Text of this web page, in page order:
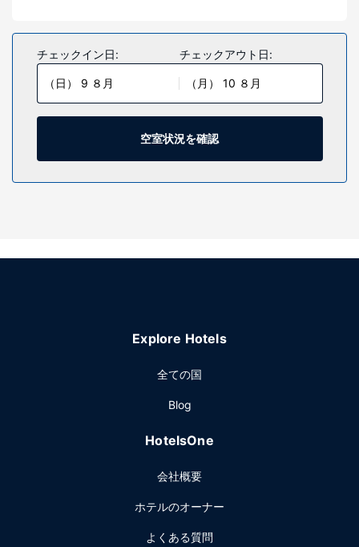
全部で 20 室ある冷房完備の客室にはLED テレビが備わって
おり、ゆったりおくつろぎいただけます。WiFi (無料)をお使
いいただけるほか、ケーブルの番組をご覧いただけます。バ
スルームには、レインフォールシャワー付きのシャワーが備
わっています。電気ポット、シーリングファンをご利用いた
だけ、ハウスキーピング サービスは、毎日行われます。
ス、ランドリー設備をお使いいただけます。敷地内にはセル
チェックイン日:
（日） 9 ８月
チェックアウト日:
（月） 10 ８月
空室状況を確認
Explore Hotels
全ての国
Blog
HotelsOne
会社概要
ホテルのオーナー
よくある質問